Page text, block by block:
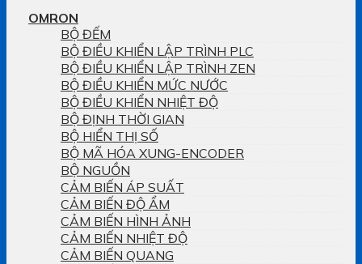
OMRON
BỘ ĐẾM
BỘ ĐIỀU KHIỂN LẬP TRÌNH PLC
BỘ ĐIỀU KHIỂN LẬP TRÌNH ZEN
BỘ ĐIỀU KHIỂN MỨC NƯỚC
BỘ ĐIỀU KHIỂN NHIỆT ĐỘ
BỘ ĐỊNH THỜI GIAN
BỘ HIỂN THỊ SỐ
BỘ MÃ HÓA XUNG-ENCODER
BỘ NGUỒN
CẢM BIẾN ÁP SUẤT
CẢM BIẾN ĐỘ ẨM
CẢM BIẾN HÌNH ẢNH
CẢM BIẾN NHIỆT ĐỘ
CẢM BIẾN QUANG